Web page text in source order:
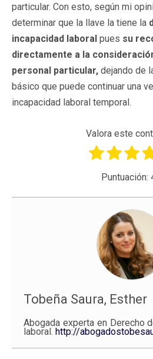
particular. Con esto, según mi
determinar que la llave la tiene la
incapacidad laboral pues su
directamente a la
personal particular, dejando de
básico que puede continuar una
incapacidad laboral temporal.
Valora este
Puntuación:
Tobeña Saura, Esther
Abogada experta en Derecho
laboral. http://